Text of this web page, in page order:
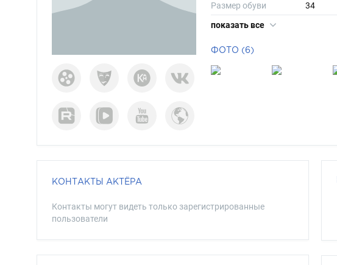
Размер обуви
34
Длина волос
показать все
ФОТО (6)
КОНТАКТЫ АКТЁРА
Контакты могут видеть только зарегистрированные
пользователи